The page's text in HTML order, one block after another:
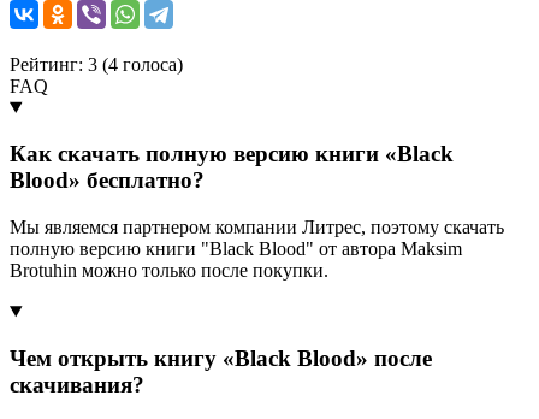
Рейтинг: 3 (4 голоса)
FAQ
Как скачать полную версию книги «Black
Blood» бесплатно?
Мы являемся партнером компании Литрес, поэтому скачать
полную версию книги "Black Blood" от автора Maksim
Brotuhin можно только после покупки.
Чем открыть книгу «Black Blood» после
скачивания?